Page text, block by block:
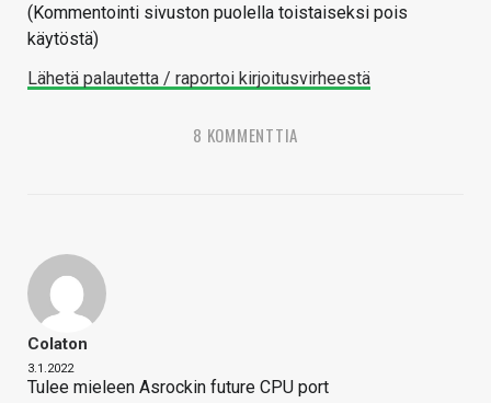
(Kommentointi sivuston puolella toistaiseksi pois
käytöstä)
Lähetä palautetta / raportoi kirjoitusvirheestä
8 KOMMENTTIA
Colaton
3.1.2022
Tulee mieleen Asrockin future CPU port